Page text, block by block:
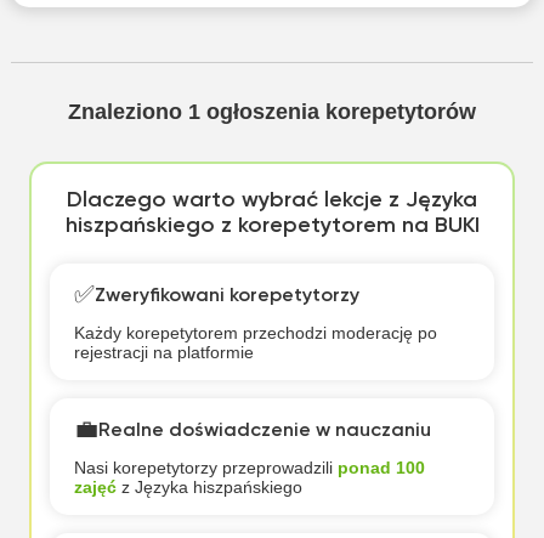
Znaleziono 1 ogłoszenia korepetytorów
Dlaczego warto wybrać lekcje z Języka
hiszpańskiego z korepetytorem na BUKI
✅Zweryfikowani korepetytorzy
Każdy korepetytorem przechodzi moderację po
rejestracji na platformie
💼Realne doświadczenie w nauczaniu
Nasi korepetytorzy przeprowadzili ponad 100
zajęćz Języka hiszpańskiego